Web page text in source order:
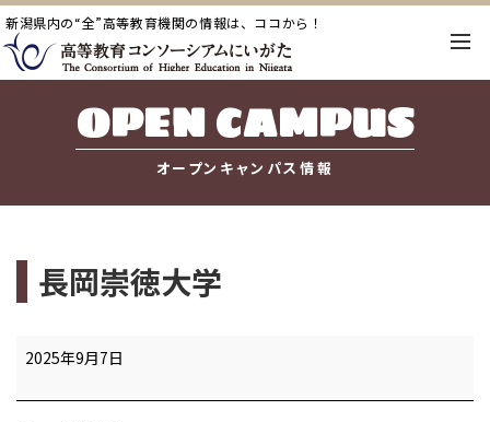
新潟県内の“全”高等教育機関の情報は、ココから！
OPEN CAMPUS
オープンキャンパス情報
長岡崇徳大学
長2025年9月7日